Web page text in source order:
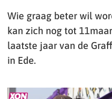
Wie graag beter wil
kan zich nog tot
laatste jaar van de
in Ede.